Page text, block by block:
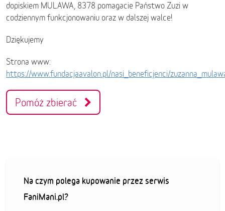
dopiskiem MULAWA, 8378 pomagacie Państwo Zuzi w
codziennym funkcjonowaniu oraz w dalszej walce!
Dziękujemy
Strona www:
https://www.fundacjaavalon.pl/nasi_beneficjenci/
Pomóż zbierać
Na czym polega kupowanie przez serwis
FaniMani.pl?